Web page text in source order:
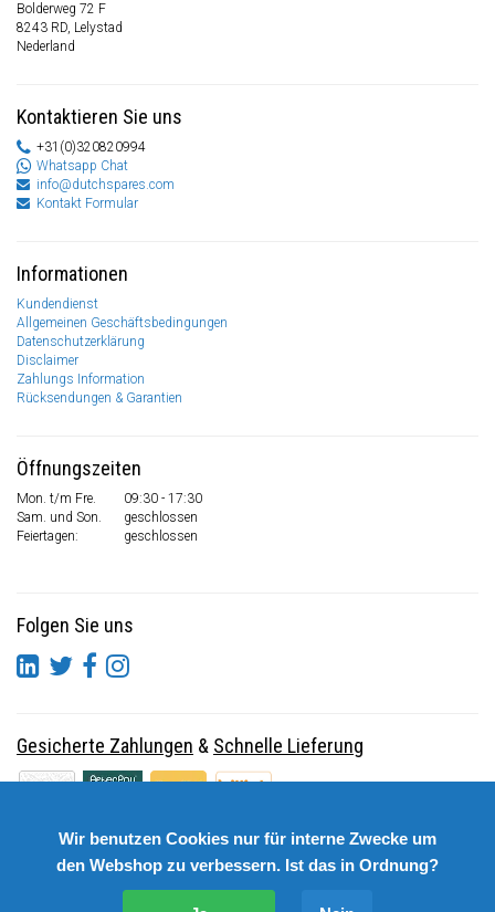
Bolderweg 72 F
8243 RD, Lelystad
Nederland
Kontaktieren Sie uns
+31(0)320820994
Whatsapp Chat
info@dutchspares.com
Kontakt Formular
Informationen
Kundendienst
Allgemeinen Geschäftsbedingungen
Datenschutzerklärung
Disclaimer
Zahlungs Information
Rücksendungen & Garantien
Öffnungszeiten
Mon. t/m Fre.
09:30 - 17:30
Sam. und Son.
geschlossen
Feiertagen:
geschlossen
Folgen Sie uns
Gesicherte Zahlungen & Schnelle Lieferung
Wir benutzen Cookies nur für interne Zwecke um
den Webshop zu verbessern. Ist das in Ordnung?